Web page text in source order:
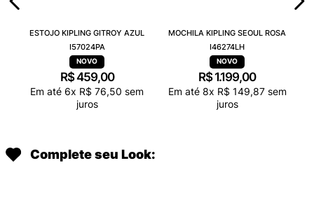
ESTOJO KIPLING GITROY AZUL
I57024PA
R$459,00
Em até 6x R$ 76,50 sem
juros
MOCHILA KIPLING SEOUL ROSA
I46274LH
R$ 1.199,00
Em até 8x R$ 149,87sem
juros
Complete seu Look: